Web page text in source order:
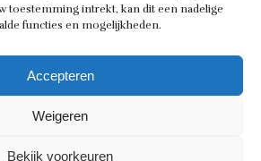
toestemming intrekt, kan dit een nadelige
functies en mogelijkheden.
Accepteren
Weigeren
Bekijk voorkeuren